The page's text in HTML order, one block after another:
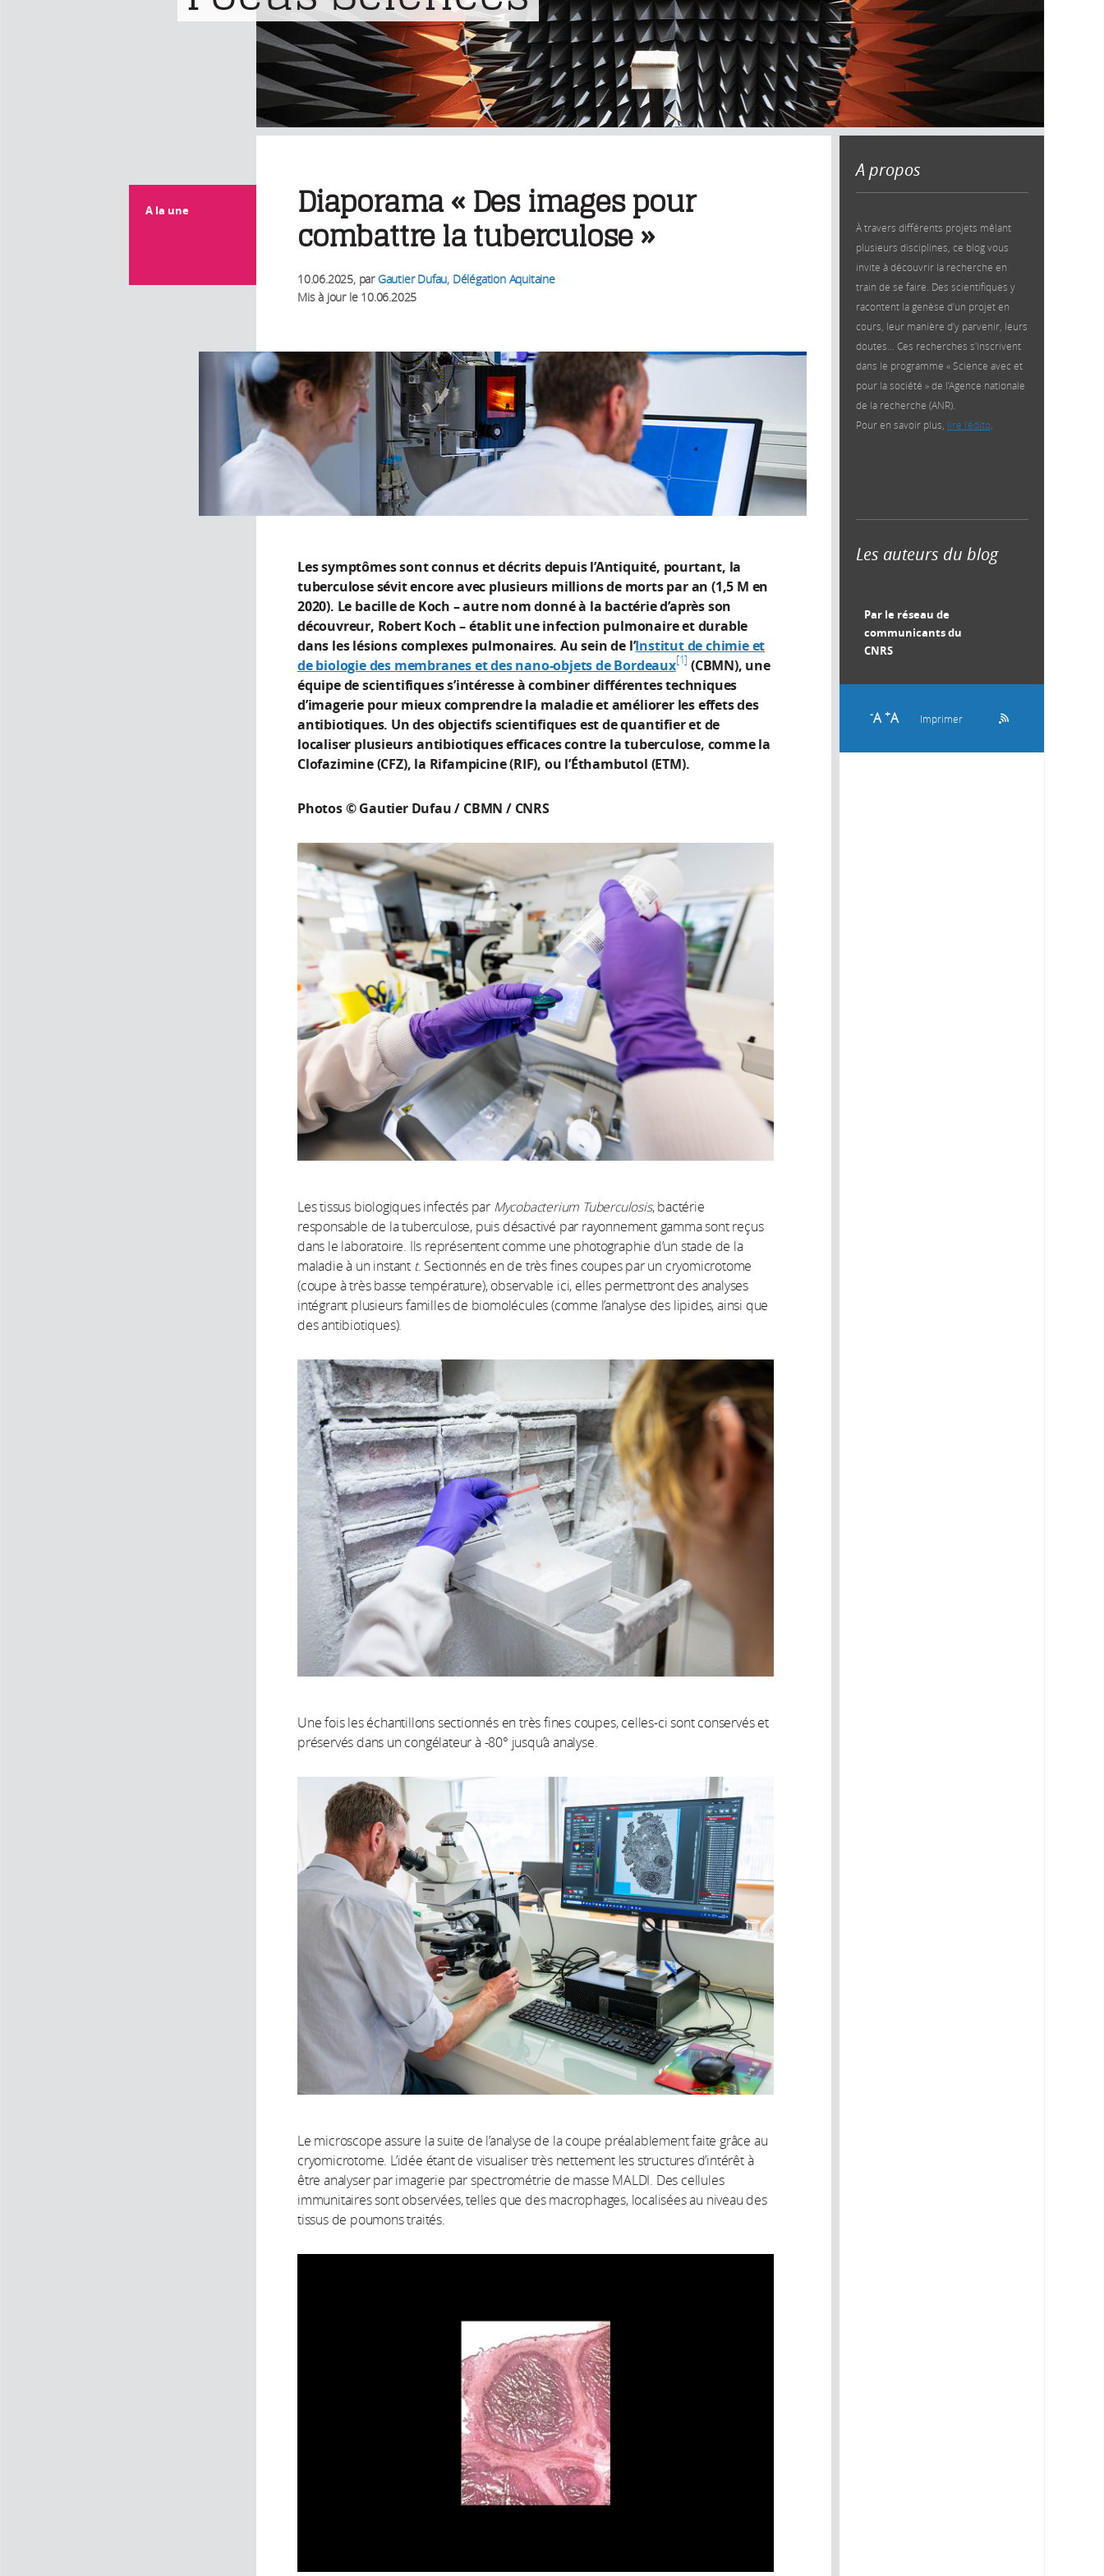
A propos
À travers différents projets mêlant
plusieurs disciplines, ce blog vous
invite à découvrir la recherche en
train de se faire. Des scientifiques y
racontent la genèse d’un projet en
cours, leur manière d’y parvenir, leurs
doutes… Ces recherches s'inscrivent
dans le programme « Science avec et
pour la société » de l’Agence nationale
de la recherche (ANR).
Pour en savoir plus, lire l'édito
Les auteurs du blog
Par le réseau de
communicants du
CNRS
-A +A Imprimer
A la une
Diaporama « Des images pour
combattre la tuberculose »
10.06.2025, par Gautier Dufau, Délégation Aquitaine
Mis à jour le 10.06.2025
Les symptômes sont connus et décrits depuis l’Antiquité, pourtant, la
tuberculose sévit encore avec plusieurs millions de morts par an (1,5 M en
2020). Le bacille de Koch – autre nom donné à la bactérie d’après son
découvreur, Robert Koch – établit une infection pulmonaire et durable
dans les lésions complexes pulmonaires. Au sein de l’Institut de chimie et
de biologie des membranes et des nano-objets de Bordeaux 1 (CBMN), une
équipe de scientifiques s’intéresse à combiner différentes techniques
d’imagerie pour mieux comprendre la maladie et améliorer les effets des
antibiotiques. Un des objectifs scientifiques est de quantifier et de
localiser plusieurs antibiotiques efficaces contre la tuberculose, comme la
Clofazimine (CFZ), la Rifampicine (RIF), ou l’Éthambutol (ETM).
Photos © Gautier Dufau / CBMN / CNRS
Les tissus biologiques infectés par Mycobacterium Tuberculosis, bactérie
responsable de la tuberculose, puis désactivé par rayonnement gamma sont reçus
dans le laboratoire. Ils représentent comme une photographie d’un stade de la
maladie à un instant t. Sectionnés en de très fines coupes par un cryomicrotome
(coupe à très basse température), observable ici, elles permettront des analyses
intégrant plusieurs familles de biomolécules (comme l’analyse des lipides, ainsi que
des antibiotiques).
Une fois les échantillons sectionnés en très fines coupes, celles-ci sont conservés et
préservés dans un congélateur à -80° jusqu’à analyse.
Le microscope assure la suite de l’analyse de la coupe préalablement faite grâce au
cryomicrotome. L’idée étant de visualiser très nettement les structures d’intérêt à
être analyser par imagerie par spectrométrie de masse MALDI. Des cellules
immunitaires sont observées, telles que des macrophages, localisées au niveau des
tissus de poumons traités.